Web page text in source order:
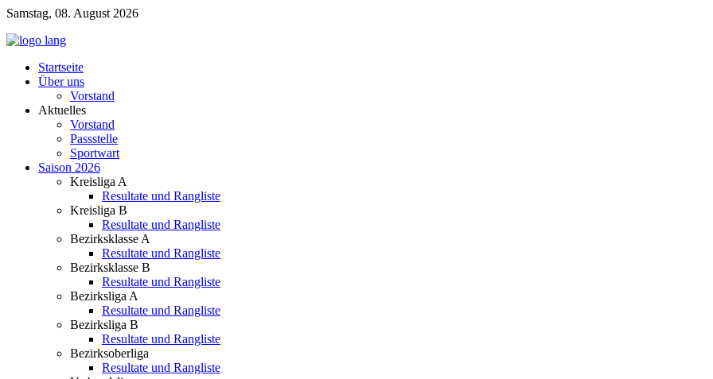
Samstag, 08. August 2026
Startseite
Über uns
Vorstand
Aktuelles
Vorstand
Passstelle
Sportwart
Saison 2026
Kreisliga A
Resultate und Rangliste
Kreisliga B
Resultate und Rangliste
Bezirksklasse A
Resultate und Rangliste
Bezirksklasse B
Resultate und Rangliste
Bezirksliga A
Resultate und Rangliste
Bezirksliga B
Resultate und Rangliste
Bezirksoberliga
Resultate und Rangliste